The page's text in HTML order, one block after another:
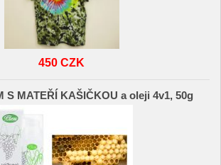
450 CZK
S MATEŘÍ KAŠIČKOU a oleji 4v1, 50g